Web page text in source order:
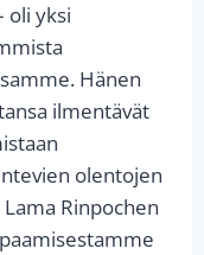
oli yksi
Hänen
ilmentävät
olentojen
Rinpochen